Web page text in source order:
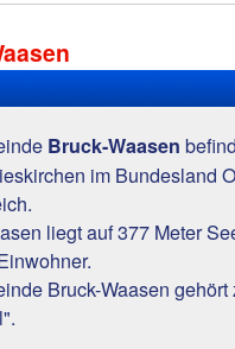
Bruck-Waasen
im Bundesland
liegt auf 377 Meter
Bruck-Waasen gehört